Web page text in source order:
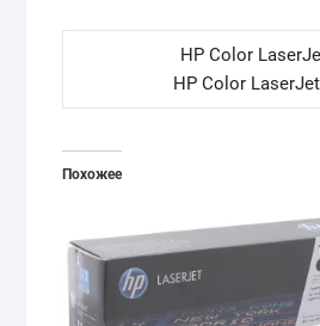
HP Color
HP Color
Похожее